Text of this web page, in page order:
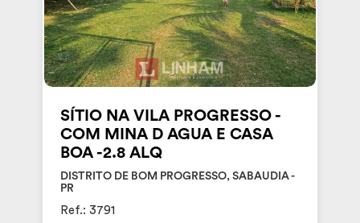
SÍTIO NA VILA PROGRESSO -
COM MINA D AGUA E CASA
BOA -2.8 ALQ
DISTRITO DE BOM PROGRESSO, SABAUDIA -
PR
Ref.: 3791